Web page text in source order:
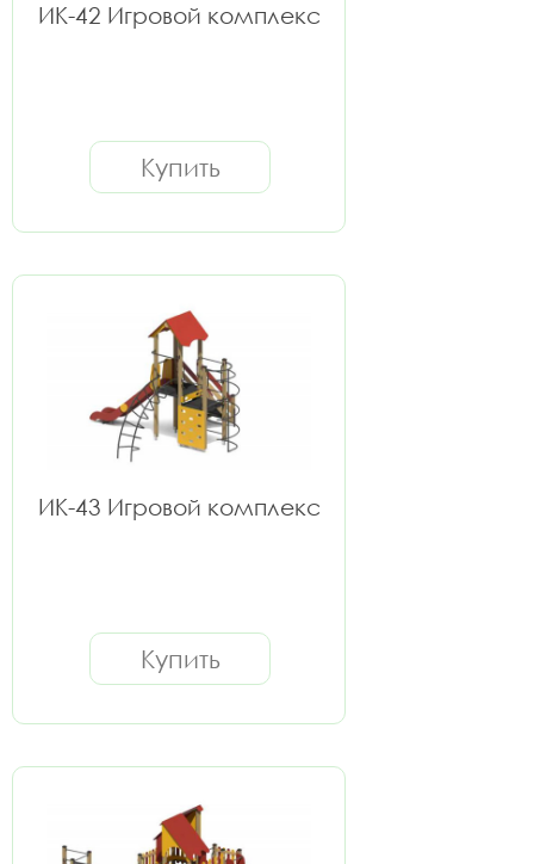
ИК-42 Игровой комплекс
Купить
ИК-43 Игровой комплекс
Купить